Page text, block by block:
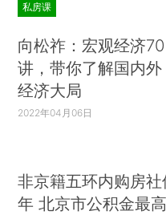
私房课
向松祚：宏观经济70
讲，带你了解国内外
经济大局
2022年04月06日
非京籍五环内购房
年 北京市公积金最